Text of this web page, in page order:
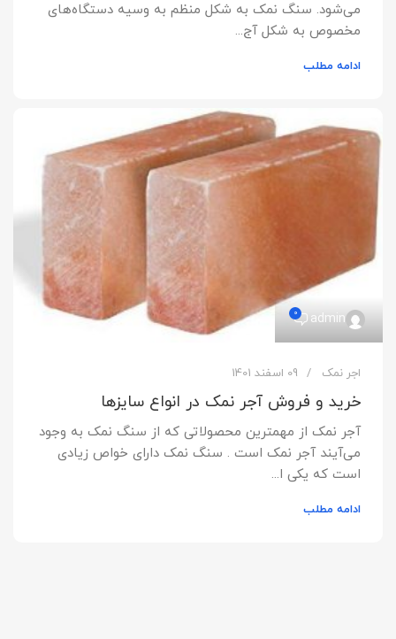
می‌شود. سنگ نمک به شکل منظم به وسیه دستگاه‌های
مخصوص به شکل آج...
ادامه مطلب
admin
0
اجر نمک 09 اسفند 1401
خرید و فروش آجر نمک در انواع سایزها
آجر نمک از مهمترین محصولاتی که از سنگ نمک به وجود
می‌آیند آجر نمک است . سنگ نمک دارای خواص زیادی
است که یکی ا...
ادامه مطلب